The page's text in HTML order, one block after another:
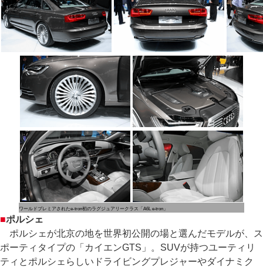
ワールドプレミアされたe-tron初のラグジュアリークラス「A6L e-tron」
■ポルシェ
ポルシェが北京の地を世界初公開の場と選んだモデルが、ス
ポーティタイプの「カイエンGTS」。SUVが持つユーティリ
ティとポルシェらしいドライビングプレジャーやダイナミク